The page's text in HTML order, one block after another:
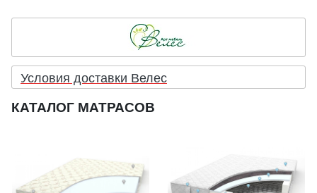
Условия доставки Велес
КАТАЛОГ МАТРАСОВ